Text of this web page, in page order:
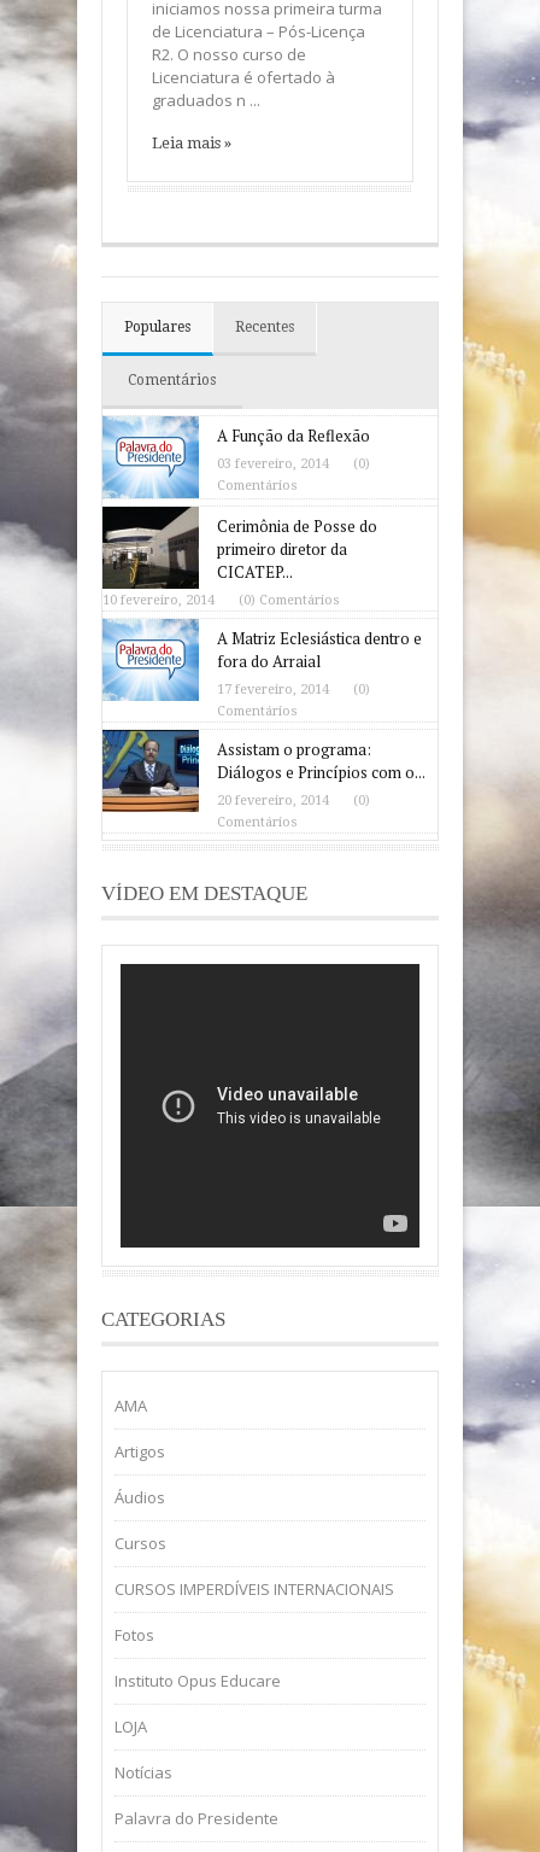
iniciamos nossa primeira turma
de Licenciatura – Pós-Licença
R2. O nosso curso de
Licenciatura é ofertado à
graduados n ...
Leia mais »
Populares Recentes
Comentários
A Função da Reflexão
03 fevereiro, 2014
(0)
Comentários
Cerimônia de Posse do
primeiro diretor da
CICATEP...
10 fevereiro, 2014 (0) Comentários
A Matriz Eclesiástica dentro e
fora do Arraial
17 fevereiro, 2014
(0)
Comentários
Assistam o programa:
Diálogos e Princípios com o...
20 fevereiro, 2014
(0)
Comentários
VÍDEO EM DESTAQUE
CATEGORIAS
AMA
Artigos
Áudios
Cursos
CURSOS IMPERDÍVEIS INTERNACIONAIS
Fotos
Instituto Opus Educare
LOJA
Notícias
Palavra do Presidente